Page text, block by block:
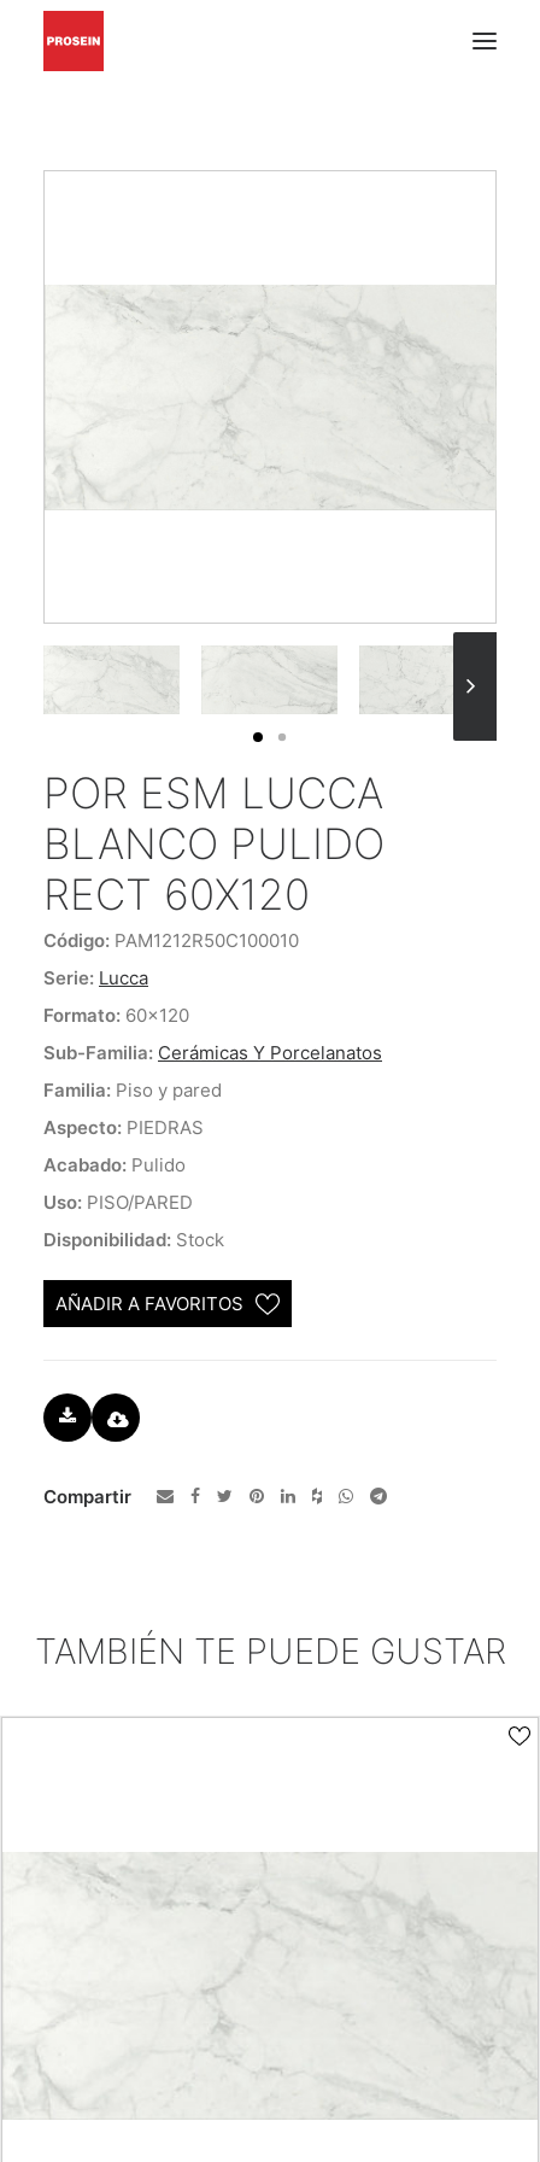
GRIFERÍAS Y ACCESORIOS
CATÁLOGOS EN PDF
PROYECTOS
CONÓZCANOS
BLOG
POR ESM LUCCA
BLANCO PULIDO
RECT 60X120
Código: PAM1212R50C100010
Serie: Lucca
Formato: 60x120
Sub-Familia: Cerámicas Y Porcelanatos
Familia: Piso y pared
Aspecto: PIEDRAS
Acabado: Pulido
Uso: PISO/PARED
Disponibilidad: Stock
AÑADIR A FAVORITOS
Compartir
TAMBIÉN TE PUEDE GUSTAR